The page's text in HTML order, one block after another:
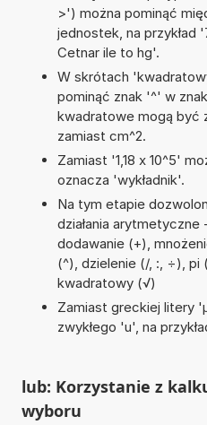
>') można pominąć
jednostek, na przykład
Cetnar ile to hg'.
W skrótach
pominąć znak '^' w
kwadratowe mogą być
zamiast cm^2.
Zamiast '1,18 x 10^5'
oznacza 'wykładnik'.
Na tym etapie
działania
dodawanie (+),
(^), dzielenie (/, :, ÷), pi
kwadratowy (√)
Zamiast greckiej litery
zwykłego 'u', na
lub: Korzystanie z
wyboru